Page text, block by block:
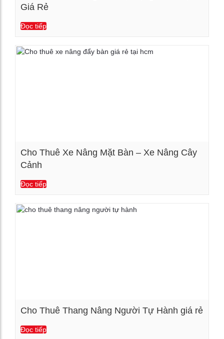
Giá Rẻ
Đọc tiếp
Cho Thuê Xe Nâng Mặt Bàn – Xe Nâng Cây
Cảnh
Đọc tiếp
Cho Thuê Thang Nâng Người Tự Hành giá rẻ
Đọc tiếp